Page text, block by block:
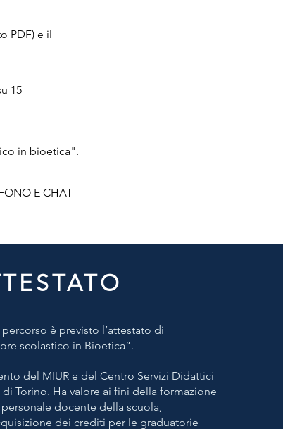
PDF) e il
15
in bioetica".
E CHAT
è previsto l’attestato di
scolastico in Bioetica”.
del MIUR e del Centro Servizi Didattici
Torino. Ha valore ai fini della formazione
docente della scuola,
dei crediti per le graduatorie